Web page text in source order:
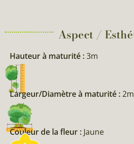
Aspect /
Hauteur à maturité :3m
Largeur/Diamètre à maturité :2m
Couleur de la fleur : Jaune